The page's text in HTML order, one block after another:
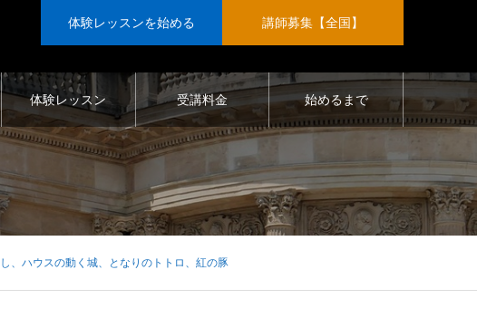
体験レッスンを始める 講師募集【全国】
体験レッスン 受講料金 始めるまで
、ハウスの動く城、となりのトトロ、紅の豚